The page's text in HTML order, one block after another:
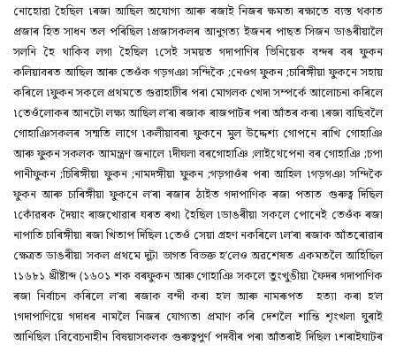
নোহোৱা হৈছিল ৷ৰজা আছিল অযোগ্য আৰু ৰজাই নিজৰ ক্ষমতা ৰক্ষাতে ব্যস্ত থকাত
প্ৰজাৰ হিত সাধন তল পৰিছিল ৷প্ৰজাসকলৰ আনুগত্য ইজনৰ পাছত সিজন ডাঙৰীয়ালৈ
সলনি হৈ থাকিব লগা হৈছিল ৷সেই সময়ত গদাপাণিৰ ভিনিয়েক বন্দৰ বৰ ফুকন
কলিয়াবৰত আছিল আৰু তেওঁক গড়গঞা সন্দিকৈ ;নেওগ ফুকন ;চাৰিঙ্গীয়া ফুকনে সহায়
কৰিলে ৷ফুকন সকলে প্ৰথমতে গুৱাহাটীৰ পৰা মোগলক খেদা সম্পৰ্কে আলোচনা কৰিলে
৷তেওঁলোকৰ আনটো লক্ষ্য আছিল ল’ৰা ৰজাক ৰাজপাটৰ পৰা আঁতৰ কৰা ৷ৰজা বাছিবলৈ
গোহাঞিসকলৰ সন্মতি লাগে ৷কলীয়াবৰা ফুকনে মুল উদ্দেশ্য গোপনে ৰাখি গোহাঞি
আৰু ফুকন সকলক আমন্ত্ৰণ জনালে ৷দীঘলা বৰগোহাঞি ;লাইথেপেনা বৰ গোহাঞি ;চপা
পানীফুকন ;চিৰিঙ্গীয়া ফুকন ;নামদঙ্গীয়া ফুকন ;গড়গাওঁৰ পৰা আহিল ৷গড়গঞা সন্দিকৈ
ফুকন আৰু চাৰিঙ্গীয়া ফুকনে ল’ৰা ৰজাৰ ঠাইত গদাপাণিক ৰজা পতাত গুৰুত্ব দিছিল
৷কোঁৱৰক দৈয়াং ৰাজখোৱাৰ ঘৰত ৰখা হৈছিল ৷ডাঙৰীয়া সকলে পোনেই তেওঁক ৰজা
নাপাতি চাৰিঙ্গীয়া ৰজা খিতাপ দিছিল ৷তেওঁ সেয়া গ্ৰহণ নকৰিলে ৷ল’ৰা ৰজাক আঁতৰোৱাৰ
ক্ষেত্ৰত ডাঙৰীয়া সকল প্ৰথমে দুটা ভাগত বিভক্ত হ’লেও অৱশেষত একমতলৈ আহিছিল
৷১৬৮১ খ্ৰীষ্টাব্দ (১৬০১ শক বৰফুকন আৰু গোহাঞি সকলে তুংখুঙীয়া ফৈদৰ গদাপাণিক
ৰজা নিৰ্বাচন কৰিলে ল’ৰা ৰজাক বন্দী কৰা হ’ল আৰু নামৰূপত হত্যা কৰা হ’ল
৷গদাপাণিয়ে গদাধৰ নামলৈ নিজৰ যোগ্যতা প্ৰমাণ কৰি দেশলৈ শান্তি শৃংখলা ঘুৰাই
আনিছিল ৷বিবেচনাহীন বিষয়াসকলক গুৰুত্বপুৰ্ণ পদবীৰ পৰা আঁতৰাই দিছিল ৷শৰাইঘাটৰ